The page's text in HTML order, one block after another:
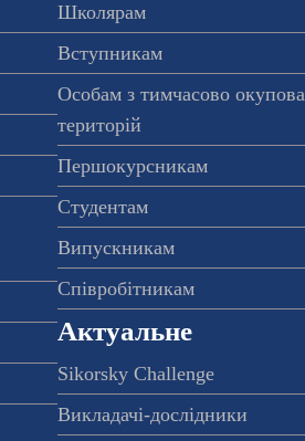
Школярам
Вступникам
Особам з тимчасово
територій
Першокурсникам
Студентам
Випускникам
Співробітникам
Актуальне
Sikorsky Challenge
Викладачі-дослідники